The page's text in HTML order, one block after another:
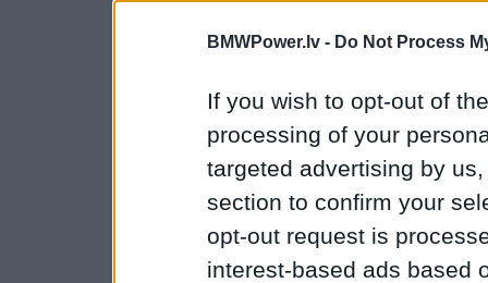
BMWPower.lv - Do Not Process
If you wish to opt-out of
processing of your
targeted advertising by
section to confirm your
opt-out request is
interest-based ads based